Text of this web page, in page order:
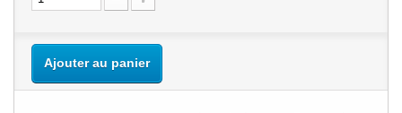
Ajouter au panier